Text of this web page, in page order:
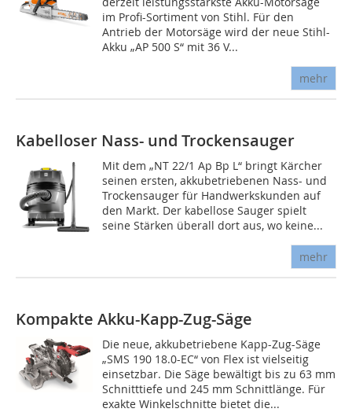
im Profi-Sortiment von Stihl. Für den
Antrieb der Motorsäge wird der neue Stihl-
Akku „AP 500 S“ mit 36 V...
mehr
Kabelloser Nass- und Trockensauger
Mit dem „NT 22/1 Ap Bp L“ bringt Kärcher
seinen ersten, akkubetriebenen Nass- und
Trockensauger für Handwerkskunden auf
den Markt. Der kabellose Sauger spielt
seine Stärken überall dort aus, wo keine...
mehr
Kompakte Akku-Kapp-Zug-Säge
Die neue, akkubetriebene Kapp-Zug-Säge
„SMS 190 18.0-EC“ von Flex ist vielseitig
einsetzbar. Die Säge bewältigt bis zu 63 mm
Schnitttiefe und 245 mm Schnittlänge. Für
exakte Winkelschnitte bietet die...